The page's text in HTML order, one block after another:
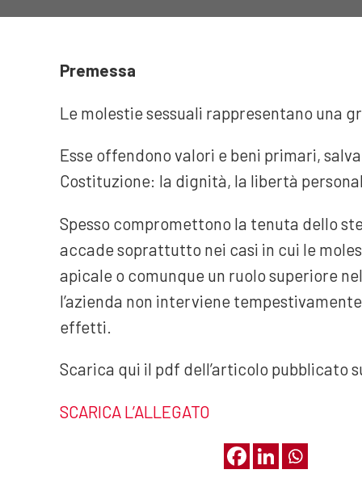
Premessa
Le molestie sessuali rappresentano una
Esse offendono valori e beni primari,
Costituzione: la dignità, la libertà
Spesso compromettono la tenuta dello
accade soprattutto nei casi in cui le
apicale o comunque un ruolo superiore
l’azienda non interviene
effetti.
Scarica qui il pdf dell’articolo pubblicato
SCARICA L’ALLEGATO